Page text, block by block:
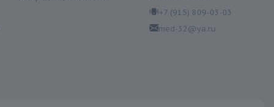
+7 (915) 809-03-03
med-32@ya.ru